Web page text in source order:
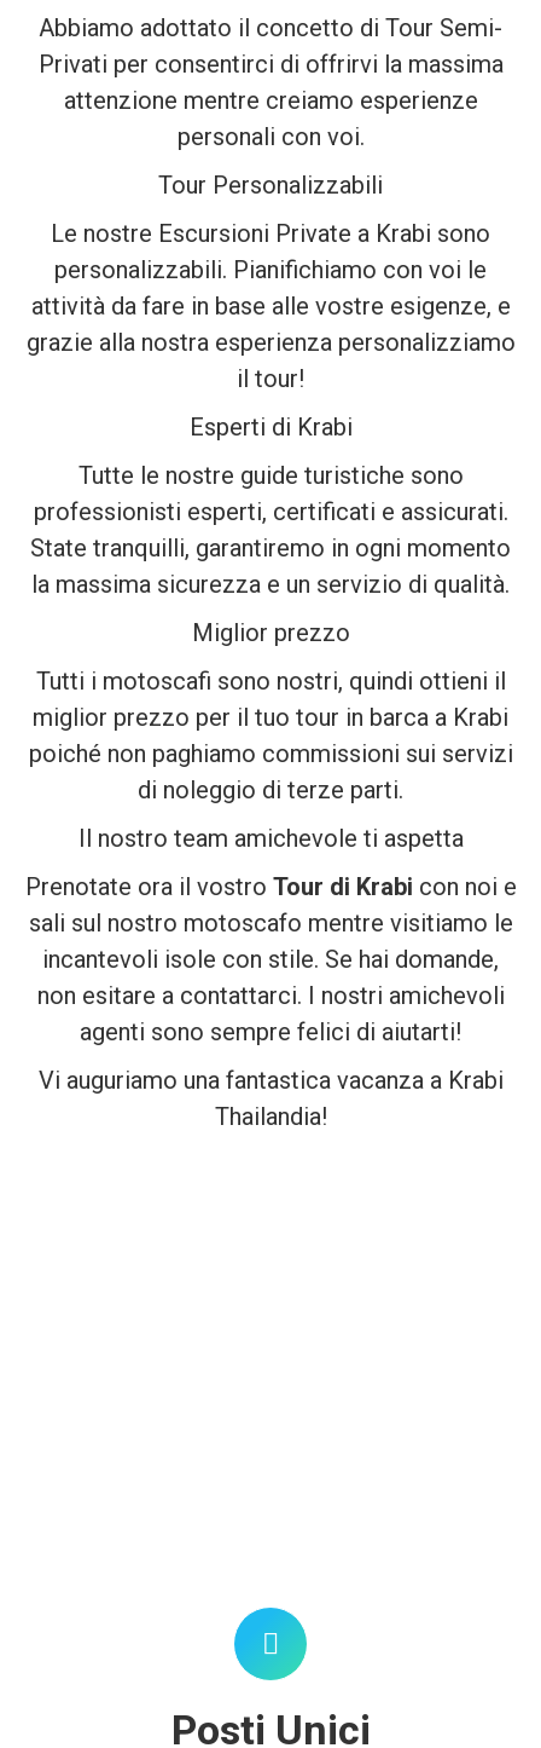
Abbiamo adottato il concetto di Tour Semi-
Privati per consentirci di offrirvi la massima
attenzione mentre creiamo esperienze
personali con voi.
Tour Personalizzabili
Le nostre Escursioni Private a Krabi sono
personalizzabili. Pianifichiamo con voi le
attività da fare in base alle vostre esigenze, e
grazie alla nostra esperienza personalizziamo
il tour!
Esperti di Krabi
Tutte le nostre guide turistiche sono
professionisti esperti, certificati e assicurati.
State tranquilli, garantiremo in ogni momento
la massima sicurezza e un servizio di qualità.
Miglior prezzo
Tutti i motoscafi sono nostri, quindi ottieni il
miglior prezzo per il tuo tour in barca a Krabi
poiché non paghiamo commissioni sui servizi
di noleggio di terze parti.
Il nostro team amichevole ti aspetta
Prenotate ora il vostro Tour di Krabi con noi e
sali sul nostro motoscafo mentre visitiamo le
incantevoli isole con stile. Se hai domande,
non esitare a contattarci. I nostri amichevoli
agenti sono sempre felici di aiutarti!
Vi auguriamo una fantastica vacanza a Krabi
Thailandia!
Posti Unici